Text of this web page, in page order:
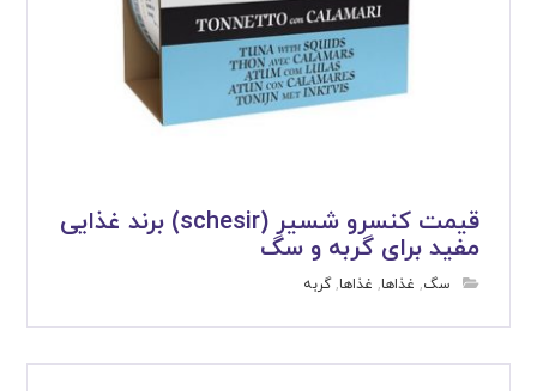
قیمت کنسرو شسیر (schesir) برند غذایی
مفید برای گربه و سگ
سگ, غذاها, غذاها,گربه